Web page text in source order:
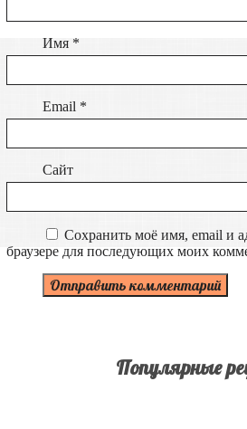
Имя *
Email *
Сайт
Сохранить моё имя, email и
браузере для последующих моих
Популярные